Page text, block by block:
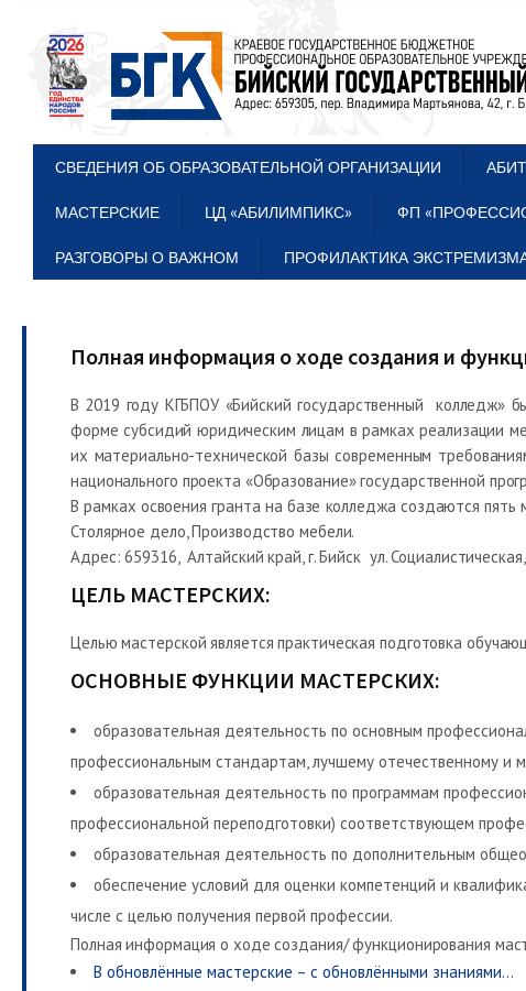
СВЕДЕНИЯ ОБ ОБРАЗОВАТЕЛЬНОЙ ОРГАНИЗАЦИИ
МАСТЕРСКИЕ ЦД «АБИЛИМПИКС» ФП
РАЗГОВОРЫ О ВАЖНОМ ПРОФИЛАКТИКА
Полная информация о ходе создания и
В 2019 году КГБПОУ «Бийский государственный колледж»
форме субсидий юридическим лицам в рамках реализации
их материально-технической базы современным
национального проекта «Образование» государственной
В рамках освоения гранта на базе колледжа создаются
Столярное дело, Производство мебели.
Адрес: 659316, Алтайский край, г. Бийск ул.
ЦЕЛЬ МАСТЕРСКИХ:
Целью мастерской является практическая подготовка
ОСНОВНЫЕ ФУНКЦИИ МАСТЕРСКИХ:
образовательная деятельность по основным
профессиональным стандартам, лучшему отечественному
образовательная деятельность по программам
профессиональной переподготовки) соответствующем
образовательная деятельность по дополнительным
обеспечение условий для оценки компетенций и
числе с целью получения первой профессии.
Полная информация о ходе создания/ функционирования
В обновлённые мастерские – с обновлёнными знаниями…